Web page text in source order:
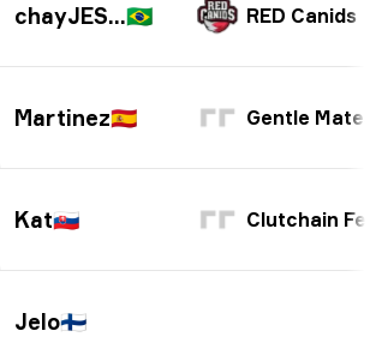
chayJESUS 🇧🇷 RED Canids
Martinez🇪🇸 Gentle
Kat🇸🇰 Clutchain
Jelo🇫🇮